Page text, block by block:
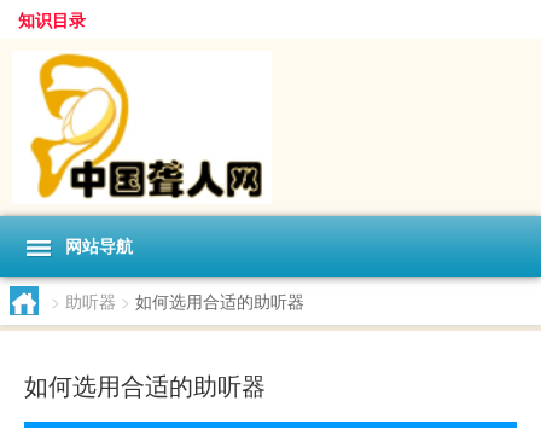
知识目录
网站导航
> 助听器 > 如何选用合适的助听器
如何选用合适的助听器